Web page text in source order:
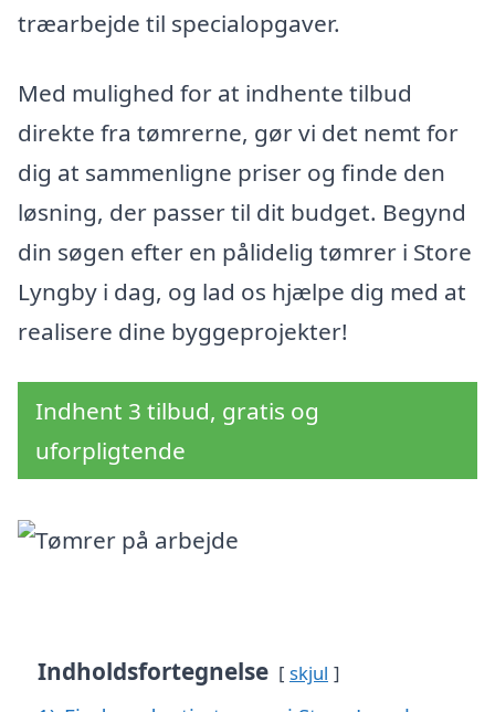
træarbejde til specialopgaver.
Med mulighed for at indhente tilbud
direkte fra tømrerne, gør vi det nemt for
dig at sammenligne priser og finde den
løsning, der passer til dit budget. Begynd
din søgen efter en pålidelig tømrer i Store
Lyngby i dag, og lad os hjælpe dig med at
realisere dine byggeprojekter!
Indhent 3 tilbud, gratis og
uforpligtende
Indholdsfortegnelse skjul